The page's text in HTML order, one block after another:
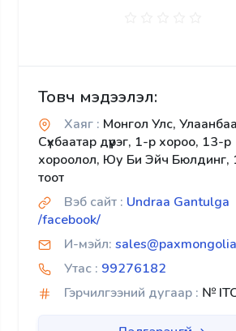
Товч мэдээлэл:
Хаяг : Монгол Улс,
Сүхбаатар дүүрэг, 1-р хороо, 13-р
хороолол, Юу Би Эйч Бюлдинг,
тоот
Вэб сайт : Undraa Gantulga
/facebook/
И-мэйл:
Утас : 99276182
Гэрчилгээний дугаар : №